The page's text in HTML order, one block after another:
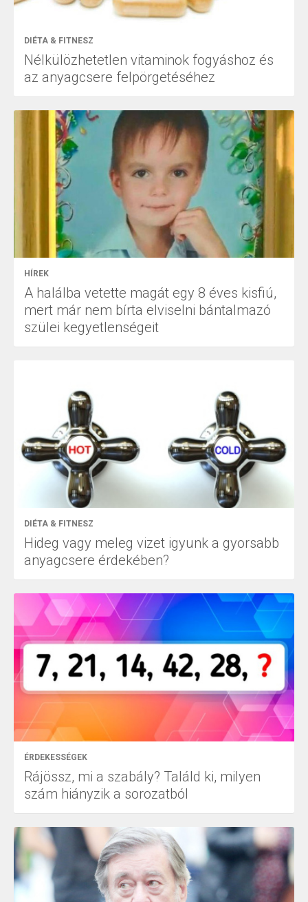
DIÉTA & FITNESZ
Nélkülözhetetlen vitaminok fogyáshoz és
az anyagcsere felpörgetéséhez
HÍREK
A halálba vetette magát egy 8 éves kisfiú,
mert már nem bírta elviselni bántalmazó
szülei kegyetlenségeit
DIÉTA & FITNESZ
Hideg vagy meleg vizet igyunk a gyorsabb
anyagcsere érdekében?
ÉRDEKESSÉGEK
Rájössz, mi a szabály? Találd ki, milyen
szám hiányzik a sorozatból